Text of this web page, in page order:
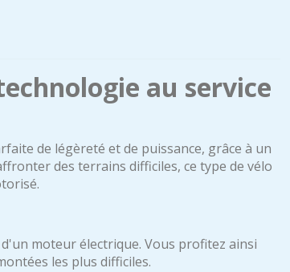
au service
de légèreté et de puissance, grâce à un
des terrains difficiles, ce type de vélo
moteur électrique. Vous profitez ainsi
les plus difficiles.